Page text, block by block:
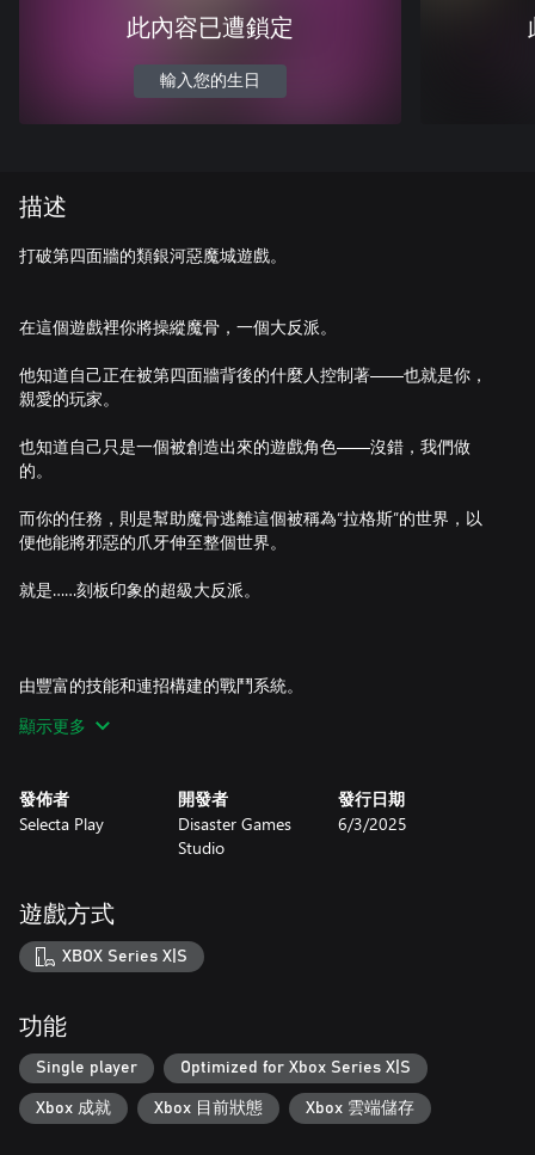
此內容已遭鎖定
輸入您的生日
描述
打破第四面牆的類銀河惡魔城遊戲。
在這個遊戲裡你將操縱魔骨，一個大反派。
他知道自己正在被第四面牆背後的什麼人控制著——也就是你，
親愛的玩家。
也知道自己只是一個被創造出來的遊戲角色——沒錯，我們做
的。
而你的任務，則是幫助魔骨逃離這個被稱為“拉格斯”的世界，以
便他能將邪惡的爪牙伸至整個世界。
就是……刻板印象的超級大反派。
由豐富的技能和連招構建的戰鬥系統。
彈反、升龍、蓄力斬……
巧妙組合主動和被動能力，打出華麗的連招制霸拉格斯吧！
全手繪的場景與動畫。
《魔骨》的全部場景和角色動畫，都由手繪逐幀完成。
就像二十世紀前的老動畫片一樣，希望賦予角色親切自然又栩栩
如生的動畫效果。
顯示更多
發佈者
Selecta Play
開發者
Disaster Games
Studio
發行日期
6/3/2025
遊戲方式
XBOX Series X|S
功能
Single player Optimized for Xbox Series X|S
Xbox 成就 Xbox 目前狀態 Xbox 雲端儲存